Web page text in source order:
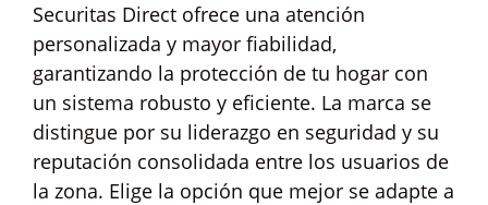
Securitas Direct ofrece una atención
personalizada y mayor fiabilidad,
garantizando la protección de tu hogar con
un sistema robusto y eficiente. La marca se
distingue por su liderazgo en seguridad y su
reputación consolidada entre los usuarios de
la zona. Elige la opción que mejor se adapte a